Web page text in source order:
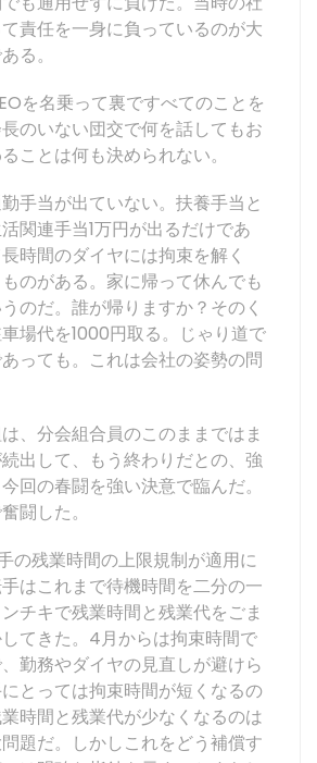
責任を一身に負っているのが大
る。
を名乗って裏ですべてのことを
のいない団交で何を話してもお
ことは何も決められない。
手当が出ていない。扶養手当と
関連手当1万円が出るだけであ
時間のダイヤには拘束を解く
ものがある。家に帰って休んでも
のだ。誰が帰りますか？そのく
場代を1000円取る。じゃり道で
っても。これは会社の姿勢の問
、分会組合員のこのままではま
出して、もう終わりだとの、強
回の春闘を強い決意で臨んだ。
闘した。
の残業時間の上限規制が適用に
はこれまで待機時間を二分の一
チキで残業時間と残業代をごま
てきた。4月からは拘束時間で
勤務やダイヤの見直しが避けら
とっては拘束時間が短くなるの
時間と残業代が少なくなるのは
題だ。しかしこれをどう補償す